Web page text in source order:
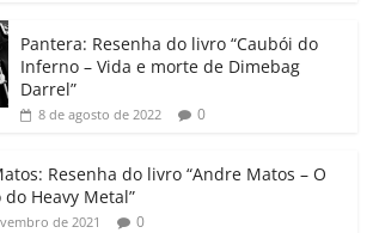
p a
ss
ro
o
m
k h
ar
Pantera: Resenha do livro “Caubói do
Inferno – Vida e morte de Dimebag
Darrel”
8 de agosto de 2022 0
Resenha do livro “Andre Matos – O
Heavy Metal”
de 2021 0